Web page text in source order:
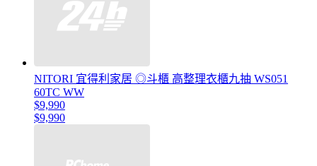
NITORI 宜得利家居 ◎斗櫃 高整理衣櫃九抽 WS051
60TC WW
$9,990
$9,990